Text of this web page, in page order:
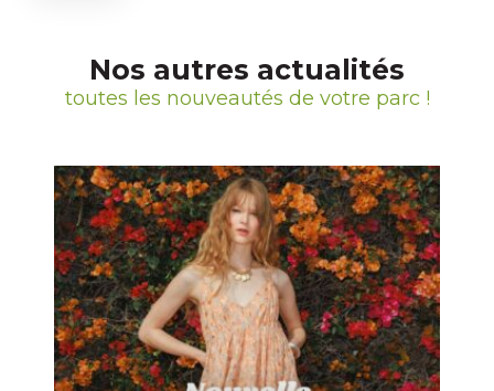
Nos autres actualités
toutes les nouveautés de votre parc !